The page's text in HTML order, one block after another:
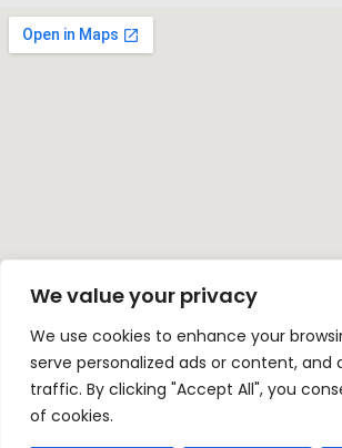
We value your privacy
We use cookies to enhance your
serve personalized ads or content, and
traffic. By clicking "Accept All", you
of cookies.